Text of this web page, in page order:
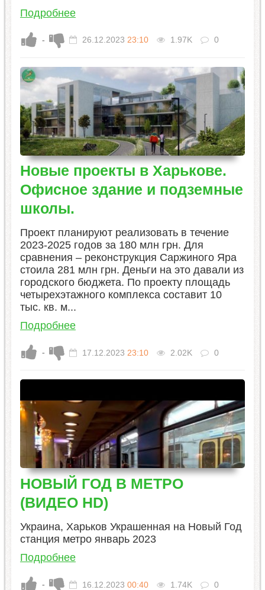
Подробнее
- 26.12.2023 23:10 1.97K 0
Новые проекты в Харькове.
Офисное здание и подземные
школы.
Проект планируют реализовать в течение
2023-2025 годов за 180 млн грн. Для
сравнения – реконструкция Саржиного Яра
стоила 281 млн грн. Деньги на это давали из
городского бюджета. По проекту площадь
четырехэтажного комплекса составит 10
тыс. кв. м...
Подробнее
- 17.12.2023 23:10 2.02K 0
НОВЫЙ ГОД В МЕТРО
(ВИДЕО HD)
Украина, Харьков Украшенная на Новый Год
станция метро январь 2023
Подробнее
- 16.12.2023 00:40 1.74K 0